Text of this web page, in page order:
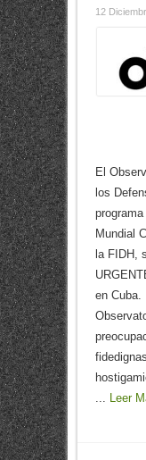
12
El
los
Mundial
la FIDH,
en Cuba.
... Leer